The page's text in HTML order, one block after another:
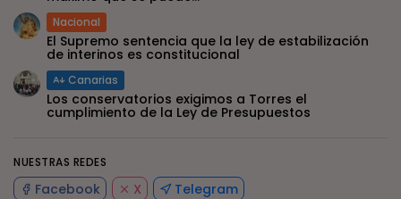
NUESTRAS REDES
Facebook X Telegram
Nacional
El Supremo sentencia que la ley de estabilización
de interinos es constitucional
Canarias
Los conservatorios exigimos a Torres el
cumplimiento de la Ley de Presupuestos